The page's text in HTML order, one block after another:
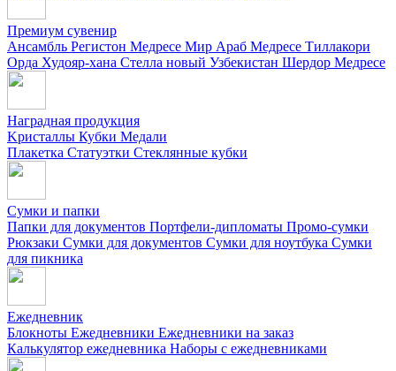
Премиум сувенир
Ансамбль Регистон Медресе Мир Араб Медресе Тиллакори
Орда Худояр-хана Стелла новый Узбекистан Шердор Медресе
Наградная продукция
Kристаллы Кубки Медали
Плакетка Статуэтки Стеклянные кубки
Сумки и папки
Папки для документов Портфели-дипломаты Промо-сумки
Рюкзаки Сумки для документов Сумки для ноутбука Сумки
для пикника
Ежедневник
Блокноты Ежедневники Ежедневники на заказ
Калькулятор ежедневника Наборы с ежедневниками